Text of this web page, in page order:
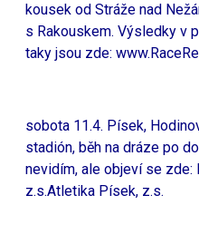
kousek od Stráže nad
s Rakouskem. Výsledky v
taky jsou zde:
sobota 11.4. Písek,
stadión, běh na dráze po
nevidím, ale objeví se zde:
z.s.Atletika Písek, z.s.